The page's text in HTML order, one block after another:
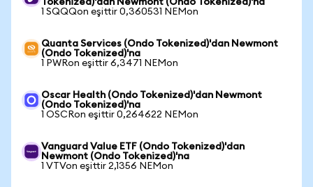
Tokenized)'dan Newmont (Ondo Tokenized)'na
1 SQQQon eşittir 0,360531 NEMon
Quanta Services (Ondo Tokenized)'dan Newmont
(Ondo Tokenized)'na
1 PWRon eşittir 6,3471 NEMon
Oscar Health (Ondo Tokenized)'dan Newmont
(Ondo Tokenized)'na
1 OSCRon eşittir 0,264622 NEMon
Vanguard Value ETF (Ondo Tokenized)'dan
Newmont (Ondo Tokenized)'na
1 VTVon eşittir 2,1356 NEMon